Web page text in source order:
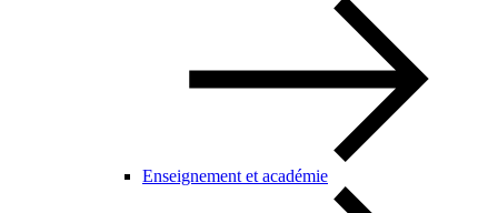
Enseignement et académie